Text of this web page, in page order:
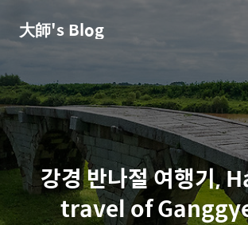
大師's Blog
강경 반나절 여행기,
travel of